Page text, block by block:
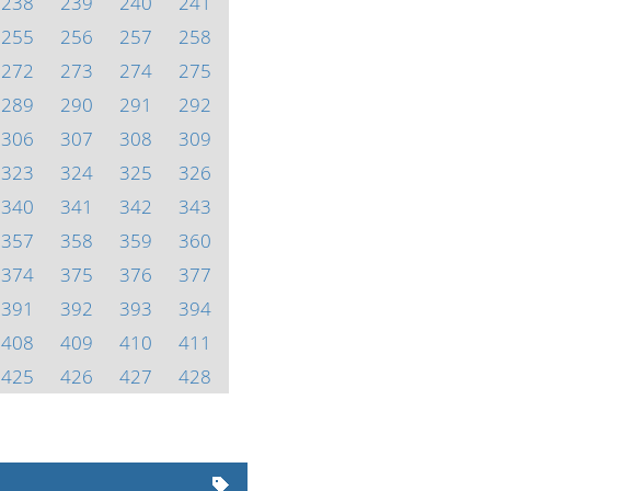
255 256 257
258
272 273 274
275
289 290 291
292
306 307 308
309
323 324 325
326
340 341 342
343
357 358 359
360
374 375 376
377
391 392 393
394
408 409 410
411
425 426 427
428